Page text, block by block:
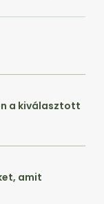
a kiválasztott
amit